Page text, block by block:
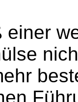
einer